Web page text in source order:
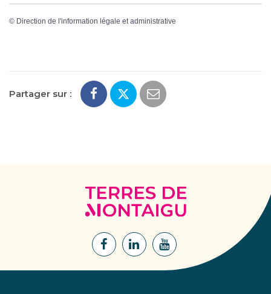
© Direction de l'information légale et administrative
Partager sur :
Terres
de
Montaigu
Lien
Lien
Lien